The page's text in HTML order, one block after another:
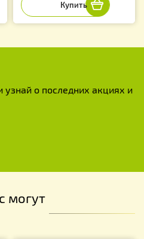
о последних акциях и
могут